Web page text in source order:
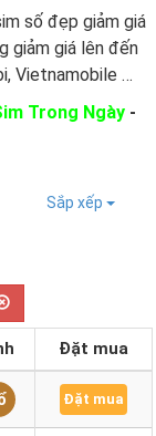
số đẹp giảm giá
giảm giá lên đến
Vietnamobile …
Trong Ngày -
Sắp xếp
Đặt mua
Đặt mua